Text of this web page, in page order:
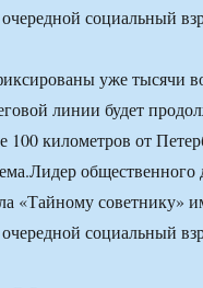
социальный
уже тысячи
линии будет
100 километров от
«Тайному советнику»
социальный